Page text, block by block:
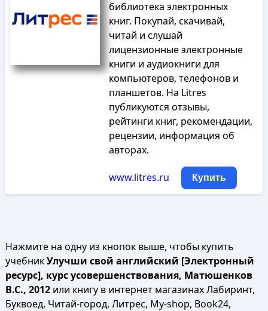
библиотека электронных
книг. Покупай, скачивай,
читай и слушай
лицензионные электронные
книги и аудиокниги для
компьютеров, телефонов и
планшетов. На Litres
публикуются отзывы,
рейтинги книг, рекомендации,
рецензии, информация об
авторах.
www.litres.ru Купить
Нажмите на одну из кнопок выше, чтобы купить
учебникУлучши свой английский [Электронный
ресурс], курс усовершенствования, Матюшенков
B.C., 2012или книгу в интернет магазинах Лабиринт,
Буквоед, Читай-город, Литрес, My-shop, Book24,